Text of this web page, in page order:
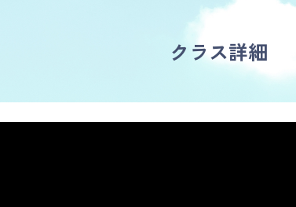
クラス詳細